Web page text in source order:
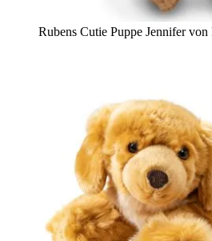
Rubens Cutie Puppe Jennifer von